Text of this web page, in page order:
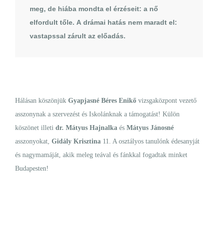
meg, de hiába mondta el érzéseit: a nő
elfordult tőle. A drámai hatás nem maradt el:
vastapssal zárult az előadás.
Hálásan köszönjükGyapjasné Béres Enikő vizsgaközpont vezető
asszonynak a szervezést és Iskolánknak a támogatást! Külön
köszönet illeti dr. Mátyus Hajnalka ésMátyus Jánosné
asszonyokat,Gidály Krisztina 11. A osztályos tanulónk édesanyját
és nagymamáját, akik meleg teával és fánkkal fogadtak minket
Budapesten!